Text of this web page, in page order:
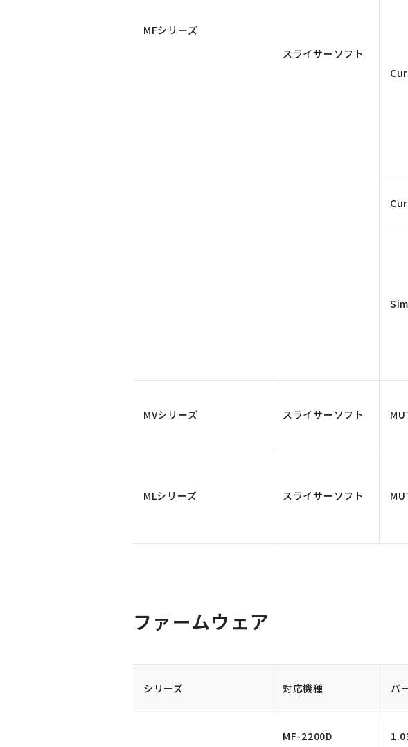
MFシリーズ
スライサーソフト
MVシリーズ スライサーソフト
MLシリーズ スライサーソフト
ファームウェア
シリーズ 対応機種 バ
MF-2200D